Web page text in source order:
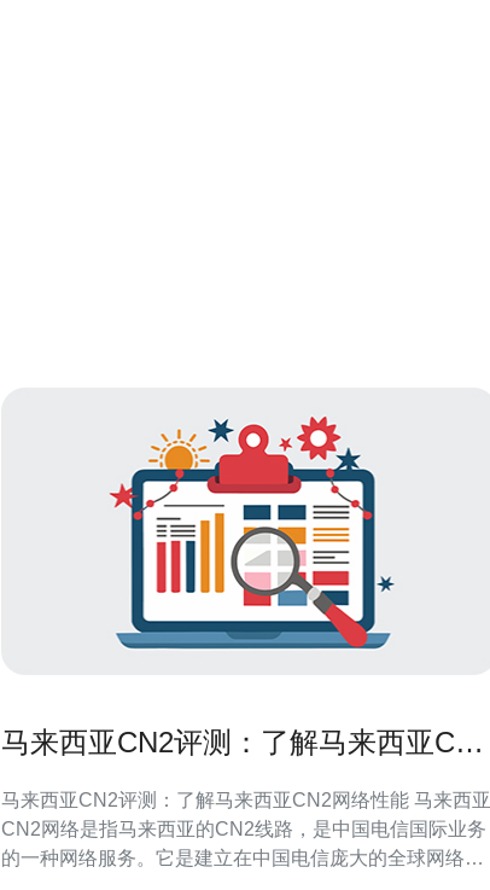
马来西亚CN2评测：了解马来西亚CN2
马来西亚CN2评测：了解马来西亚CN2网络性能 马来西亚
CN2网络是指马来西亚的CN2线路，是中国电信国际业务
的一种网络服务。它是建立在中国电信庞大的全球网络基